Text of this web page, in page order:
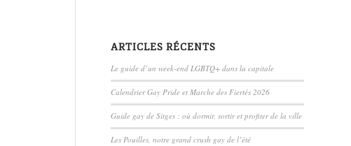
ARTICLES RÉCENTS
Le guide d’un week-end LGBTQ+ dans la capitale
Calendrier Gay Pride et Marche des Fiertés 2026
Guide gay de Sitges : où dormir, sortir et profiter de la ville
Les Pouilles, notre grand crush gay de l’été